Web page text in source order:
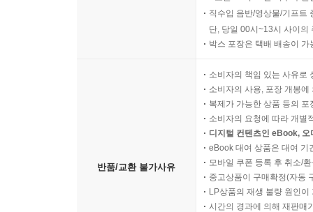
직수입 음반/영상물/기프트
단, 당일 00시~13시 사이의
박스 포장은 택배 배송이
반품/교환 불가사유
소비자의 책임 있는 사유로
소비자의 사용, 포장 개봉
복제가 가능한 상품 등의
소비자의 요청에 따라 개별
디지털 컨텐츠인 eBook,
eBook 대여 상품은 대여 기
모바일 쿠폰 등록 후 취소/
중고상품이 구매확정(자동
LP상품의 재생 불량 원인
시간의 경과에 의해 재판매